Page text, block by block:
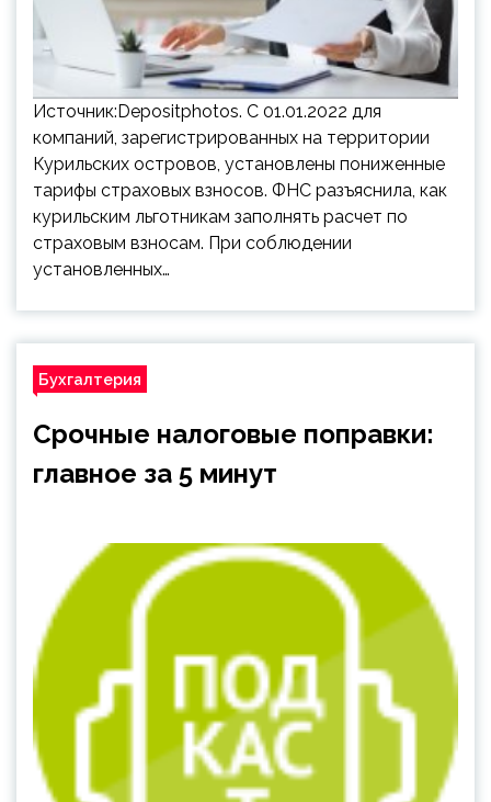
Источник:Depositphotos. С 01.01.2022 для
компаний, зарегистрированных на территории
Курильских островов, установлены пониженные
тарифы страховых взносов. ФНС разъяснила, как
курильским льготникам заполнять расчет по
страховым взносам. При соблюдении
установленных…
Бухгалтерия
Срочные налоговые поправки:
главное за 5 минут